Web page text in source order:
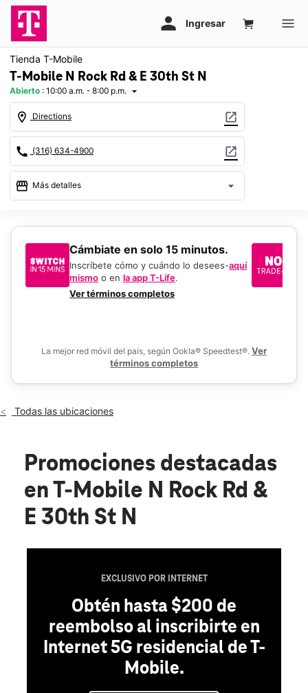
Tienda T-Mobile
T-Mobile N Rock Rd & E 30th St N
Abierto : 10:00 a.m. - 8:00 p.m. arrow_drop_down
location_on Directions open_in_new
call (316) 634-4900 open_in_new
storefront Más detalles arrow_drop_down
Sáb.:10:00 a.m. a 8:00 p.m.
Dom.:
11:00 a.m. a 6:00 p.m.
Lun.: 10:00 a.m. a 8:00 p.m.
Mar.:10:00 a.m. a 8:00 p.m.
10:00 a.m. a 8:00 p.m.
​​​​​​​Cámbiate en solo 15 minutos.
Inscríbete cómo y cuándo lo desees-aquí
mismo o en la app T-Life.
Ver términos completos
La mejor red móvil del país, según Ookla® Speedtest®. Ver
términos completos
Todas las ubicaciones
Promociones destacadas
en T-Mobile N Rock Rd &
E 30th St N
EXCLUSIVO POR INTERNET
Obtén hasta $200 de
reembolso al inscribirte en
Internet 5G residencial de T-
Mobile.